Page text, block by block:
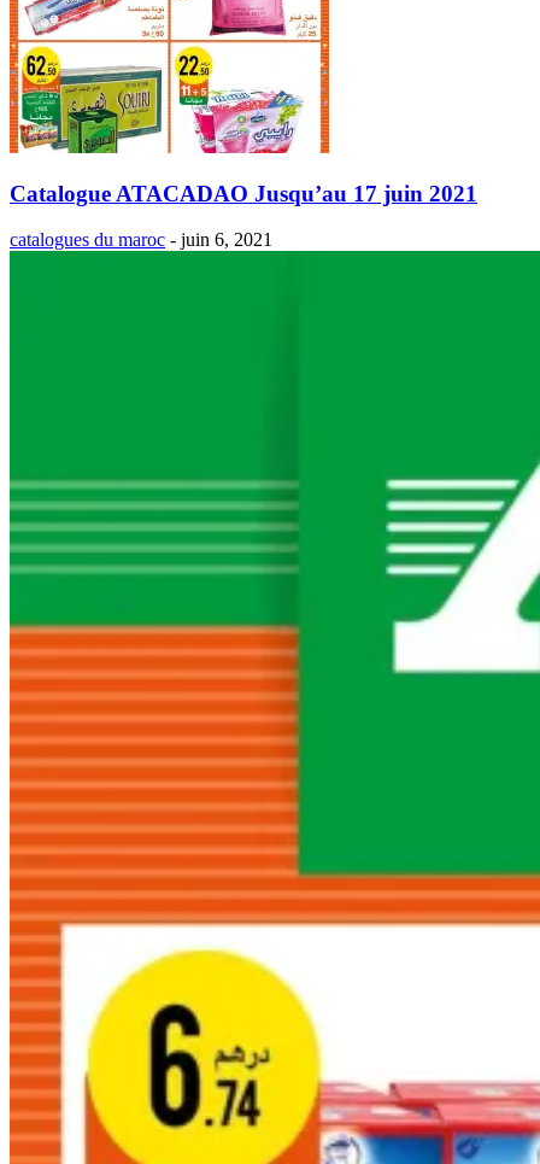
Catalogue ATACADAO Jusqu’au 17 juin 2021
catalogues du maroc - juin 6, 2021